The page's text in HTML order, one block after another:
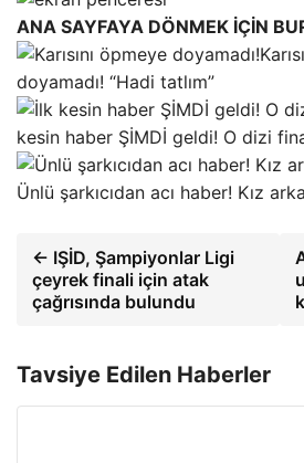
ANA SAYFAYA DÖNMEK İÇİN
doyamadı! “Hadi tatlım”
kesin haber ŞİMDİ geldi! O dizi
Ünlü şarkıcıdan acı haber! Kız
← IŞİD, Şampiyonlar Ligi
çeyrek finali için atak
çağrısında bulundu
Tavsiye Edilen Haberler